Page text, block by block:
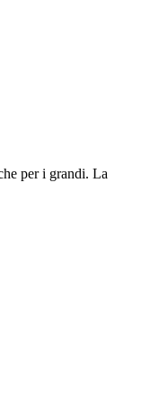
per i grandi. La